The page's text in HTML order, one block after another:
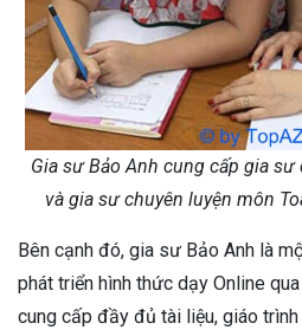
Gia sư Bảo Anh cung cấp gia sư
và gia sư chuyên luyện môn
Bên cạnh đó, gia sư Bảo Anh là
phát triển hình thức dạy Online
cung cấp đầy đủ tài liệu, giáo